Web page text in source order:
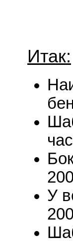
Итак:
У